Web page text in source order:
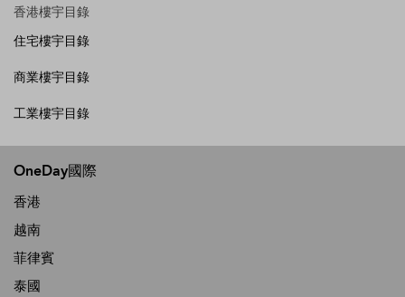
香港樓宇目錄
住宅樓宇目錄
商業樓宇目錄
工業樓宇目錄
OneDay國際
香港
越南
菲律賓
泰國